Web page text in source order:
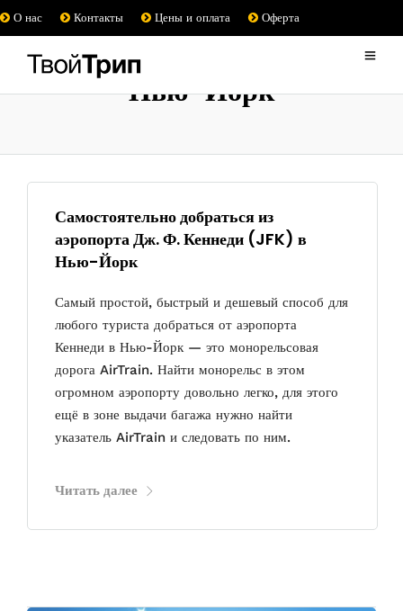
О нас Контакты Цены и оплата Оферта
Нью-Йорк
Самостоятельно добраться из
аэропорта Дж. Ф. Кеннеди (JFK) в
Нью-Йорк
Самый простой, быстрый и дешевый способ для
любого туриста добраться от аэропорта
Кеннеди в Нью-Йорк — это монорельсовая
дорога AirTrain. Найти монорельс в этом
огромном аэропорту довольно легко, для этого
ещё в зоне выдачи багажа нужно найти
указатель AirTrain и следовать по ним.
Читать далее